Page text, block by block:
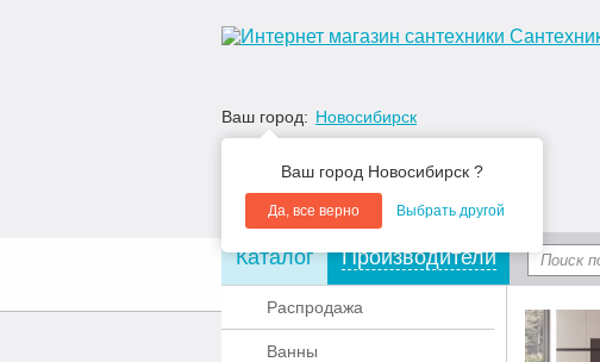
Ваш город: Новосибирск
Ваш город Новосибирск ?
Да, все верно Выбрать другой
О компании Акции
Каталог Производители
Распродажа
Ванны